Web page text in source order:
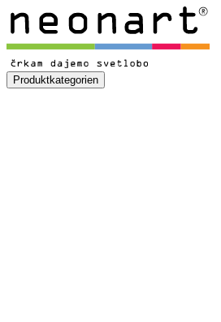
Produktkategorien